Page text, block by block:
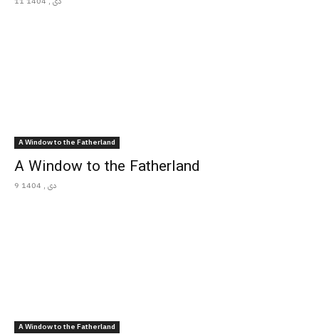
A Window to the Fatherland
A Window to the Fatherland
9 دی , 1404
A Window to the Fatherland